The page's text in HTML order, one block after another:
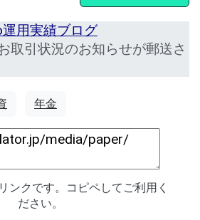
用実績ブログ
取引状況のお知らせが郵送さ
年金
ンクです。コピペしてご利用く
ださい。